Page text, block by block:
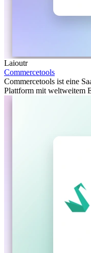
Laioutr
Commercetools
Commercetools ist eine
Plattform mit weltweitem